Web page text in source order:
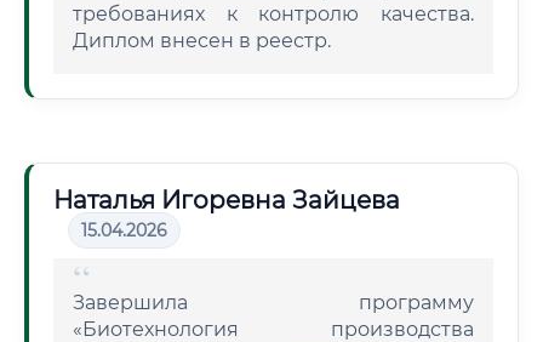
требованиях к контролю качества.
Диплом внесен в реестр.
Наталья Игоревна Зайцева
15.04.2026
Завершила программу
«Биотехнология производства